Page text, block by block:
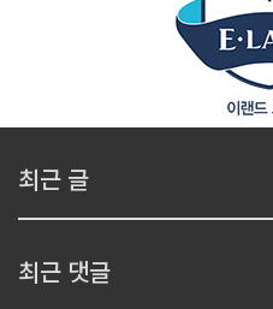
최근 글
최근 댓글